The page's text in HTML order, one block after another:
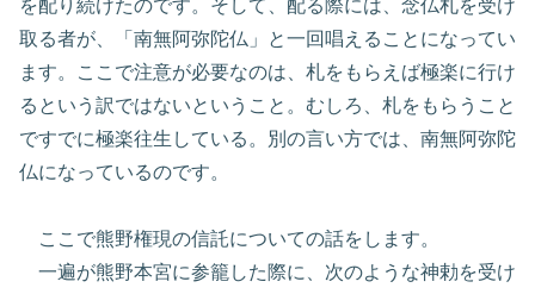
を配り続けたのです。そして、配る際には、念仏札を受け
取る者が、「南無阿弥陀仏」と一回唱えることになってい
ます。ここで注意が必要なのは、札をもらえば極楽に行け
るという訳ではないということ。むしろ、札をもらうこと
ですでに極楽往生している。別の言い方では、南無阿弥陀
仏になっているのです。
ここで熊野権現の信託についての話をします。
一遍が熊野本宮に参籠した際に、次のような神勅を受け